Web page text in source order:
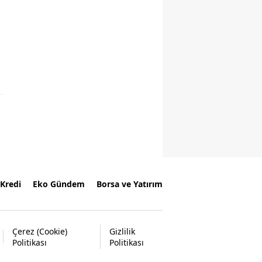
Kredi Eko Gündem Borsa ve Yatırım
Çerez (Cookie)
Politikası
Gizlilik
Politikası